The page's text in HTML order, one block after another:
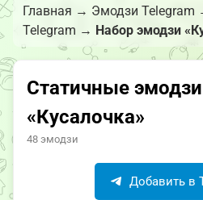
Главная → Эмодзи Telegram
Telegram → Набор эмодзи
Статичные
«Кусалочка»
48 эмодзи
Добавить в